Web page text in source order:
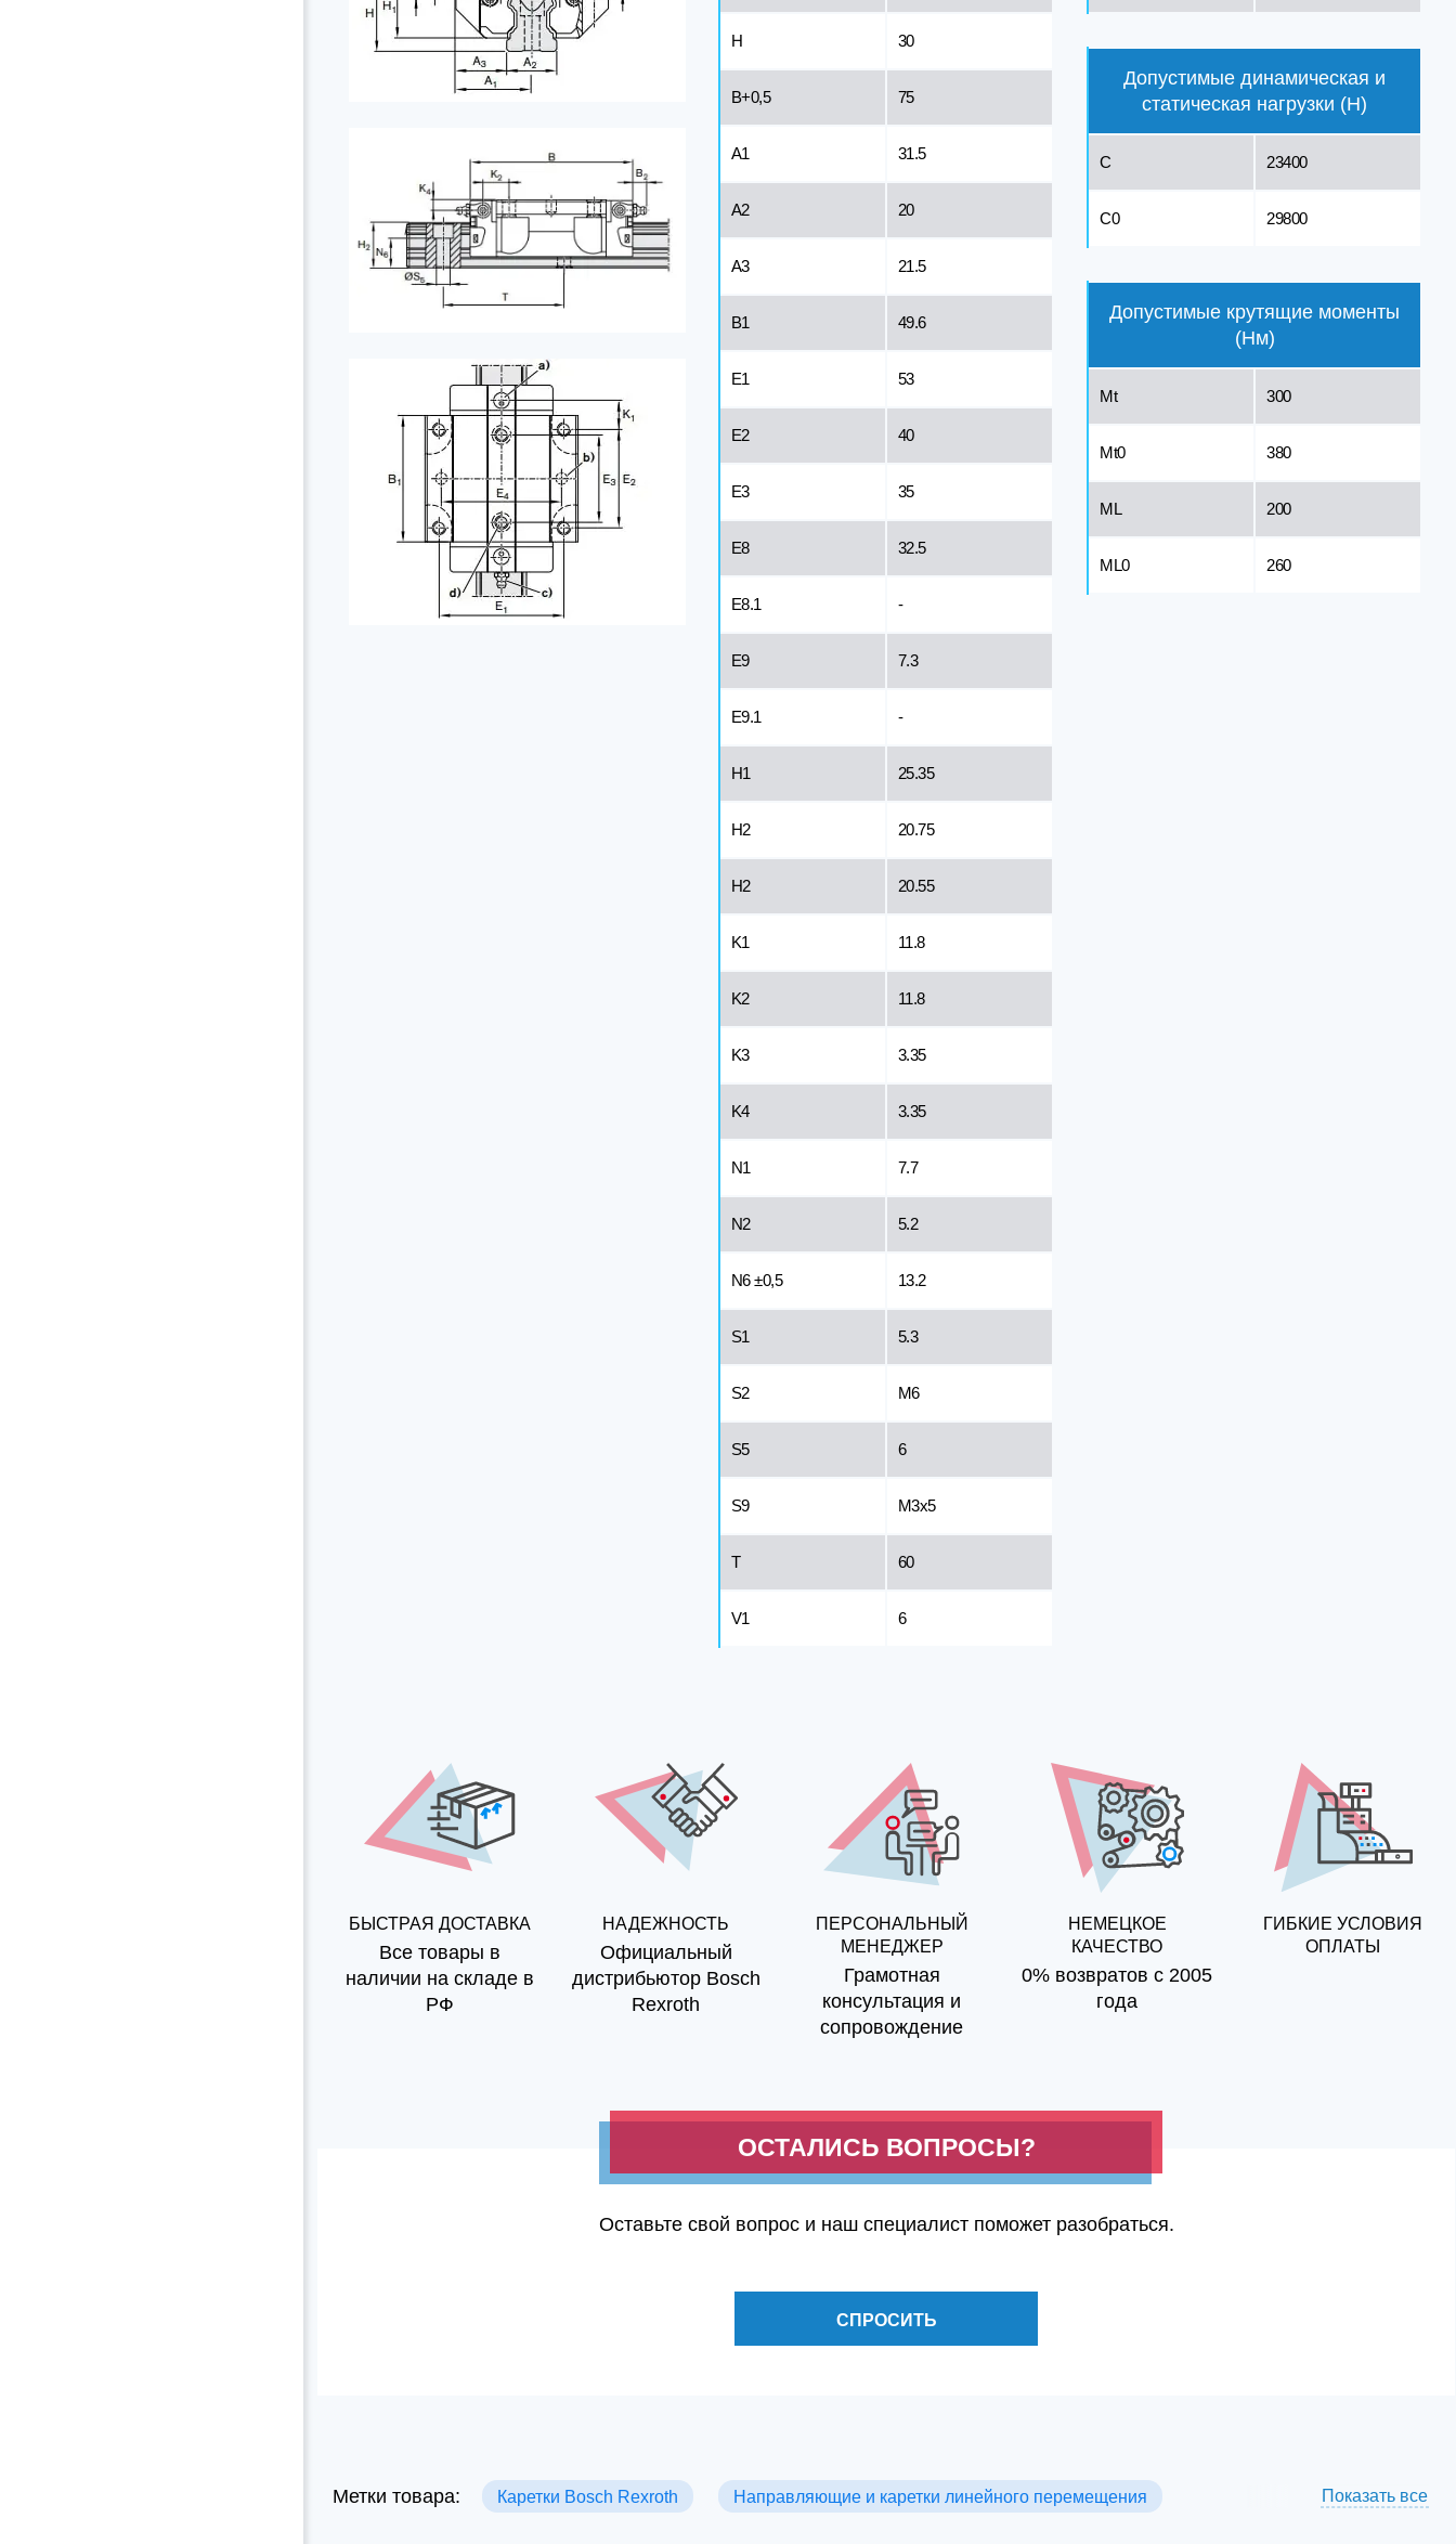
H 30
B+0,5 75
A1 31.5
A2 20
A3 21.5
B1 49.6
E1 53
E2 40
E3 35
E8 32.5
E8.1 -
E9 7.3
E9.1 -
H1 25.35
H2 20.75
H2 20.55
K1 11.8
K2 11.8
K3 3.35
K4 3.35
N1 7.7
N2 5.2
N6 ±0,5 13.2
S1 5.3
S2 M6
S5 6
S9 M3x5
T 60
V1 6
Допустимые динамическая и
статическая нагрузки (Н)
C 23400
C0 29800
Допустимые крутящие моменты
(Нм)
Mt 300
Mt0 380
ML 200
ML0 260
БЫСТРАЯ ДОСТАВКА
Все товары в
наличии на складе в
РФ
НАДЕЖНОСТЬ
Официальный
дистрибьютор Bosch
Rexroth
ПЕРСОНАЛЬНЫЙ
МЕНЕДЖЕР
Грамотная
консультация и
сопровождение
НЕМЕЦКОЕ
КАЧЕСТВО
0% возвратов с 2005
года
ГИБКИЕ УСЛОВИЯ
ОПЛАТЫ
ОСТАЛИСЬ ВОПРОСЫ?
Оставьте свой вопрос и наш специалист поможет разобраться.
СПРОСИТЬ
Метки товара: Каретки Bosch Rexroth Направляющие и каретки линейного перемещения Показать все